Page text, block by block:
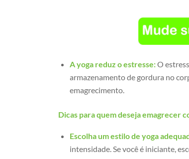
A yoga reduz o estresse:O
armazenamento de gordura no
emagrecimento.
Dicas para quem deseja emagrecer
Escolha um estilo de yoga
intensidade. Se você é iniciante,